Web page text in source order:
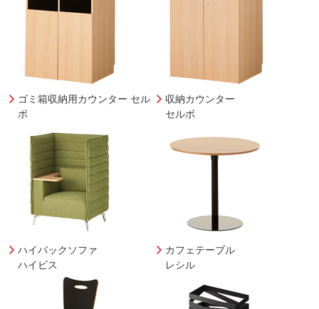
ゴミ箱収納用カウンター セル
ボ
収納カウンター
セルボ
ハイバックソファ
ハイビス
カフェテーブル
レシル